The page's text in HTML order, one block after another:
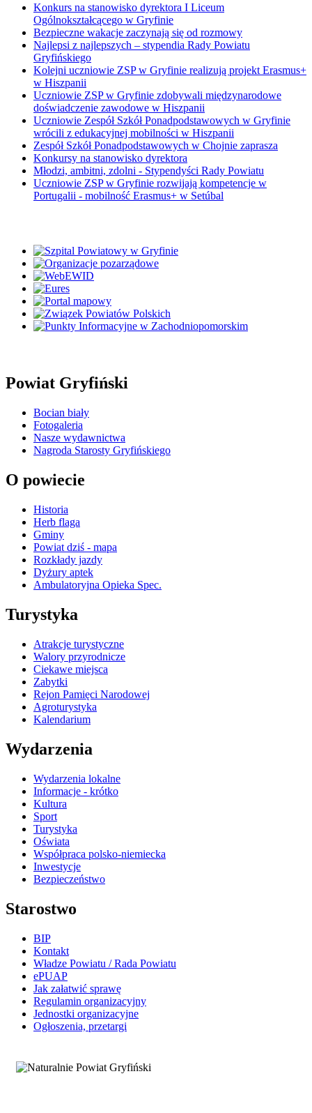
Konkurs na stanowisko dyrektora I Liceum
Ogólnokształcącego w Gryfinie
Bezpieczne wakacje zaczynają się od rozmowy
Najlepsi z najlepszych – stypendia Rady Powiatu
Gryfińskiego
Kolejni uczniowie ZSP w Gryfinie realizują projekt Erasmus+
w Hiszpanii
Uczniowie ZSP w Gryfinie zdobywali międzynarodowe
doświadczenie zawodowe w Hiszpanii
Uczniowie Zespół Szkół Ponadpodstawowych w Gryfinie
wrócili z edukacyjnej mobilności w Hiszpanii
Zespół Szkół Ponadpodstawowych w Chojnie zaprasza
Konkursy na stanowisko dyrektora
Młodzi, ambitni, zdolni - Stypendyści Rady Powiatu
Uczniowie ZSP w Gryfinie rozwijają kompetencje w
Portugalii - mobilność Erasmus+ w Setúbal
Powiat Gryfiński
Bocian biały
Fotogaleria
Nasze wydawnictwa
Nagroda Starosty Gryfińskiego
O powiecie
Historia
Herb flaga
Gminy
Powiat dziś - mapa
Rozkłady jazdy
Dyżury aptek
Ambulatoryjna Opieka Spec.
Turystyka
Atrakcje turystyczne
Walory przyrodnicze
Ciekawe miejsca
Zabytki
Rejon Pamięci Narodowej
Agroturystyka
Kalendarium
Wydarzenia
Wydarzenia lokalne
Informacje - krótko
Kultura
Sport
Turystyka
Oświata
Współpraca polsko-niemiecka
Inwestycje
Bezpieczeństwo
Starostwo
BIP
Kontakt
Władze Powiatu / Rada Powiatu
ePUAP
Jak załatwić sprawę
Regulamin organizacyjny
Jednostki organizacyjne
Ogłoszenia, przetargi